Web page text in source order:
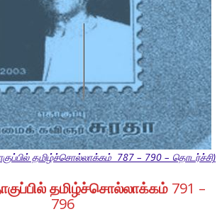
தமிழ்ச்சொல்லாக்கம் 787 – 790 – தொடர்ச்சி)
தமிழ்ச்சொல்லாக்கம் 791 –
796